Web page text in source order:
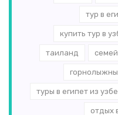
тур в
купить тур в
таиланд
туры в египет из
отдых